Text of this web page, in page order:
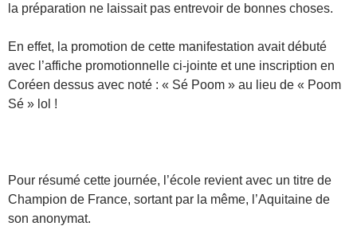
la préparation ne laissait pas entrevoir de bonnes choses.
En effet, la promotion de cette manifestation avait débuté
avec l’affiche promotionnelle ci-jointe et une inscription en
Coréen dessus avec noté : « Sé Poom » au lieu de « Poom
Sé » lol !
Pour résumé cette journée, l’école revient avec un titre de
Champion de France, sortant par la même, l’Aquitaine de
son anonymat.